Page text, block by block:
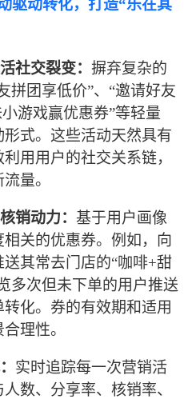
驱动转化，打造“乐在其
社交裂变： 摒弃复杂的
拼团享低价”、“邀请好友
游戏赢优惠券”等轻量
式。这些活动天然具有
用用户的社交关系链，
量。
销动力：基于用户画像
关的优惠券。例如，向
其常去门店的“咖啡+甜
多次但未下单的用户推送
化。券的有效期和适用
理性。
实时追踪每一次营销活
数、分享率、核销率、